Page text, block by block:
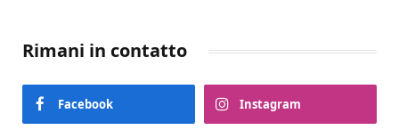
Rimani in contatto
Facebook Instagram